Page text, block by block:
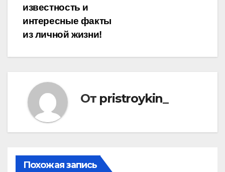
известность и
интересные факты
из личной жизни!
От pristroykin_
Похожая запись